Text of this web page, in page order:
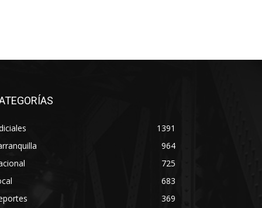
1391
964
725
683
369